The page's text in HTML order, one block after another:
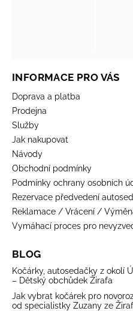
INFORMACE PRO VÁS
Doprava a platba
Prodejna
Služby
Jak nakupovat
Návody
Obchodní podmínky
Podmínky ochrany osobních
Rezervace předvedení
Reklamace / Vrácení /
Vymáhací proces pro
BLOG
Kočárky, autosedačky z okolí
– Dětský obchůdek Žirafa
Jak vybrat kočárek pro
od specialistky Zuzany ze